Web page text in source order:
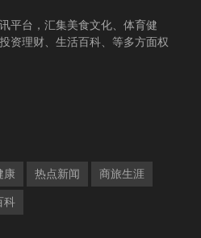
平台，汇集美食文化、体育健
资理财、生活百科、等多方面权
康 热点新闻 商旅生涯
科